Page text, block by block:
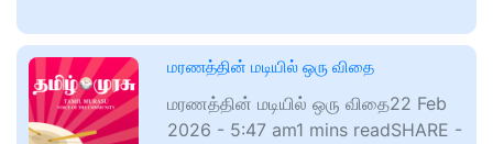
மரணத்தின் மடியில் ஒரு விதை
மரணத்தின் மடியில் ஒரு விதை22 Feb
2026 - 5:47 am1 mins readSHARE -